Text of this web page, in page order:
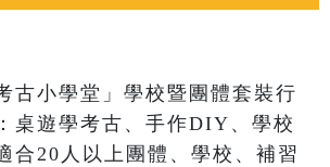
古小學堂」學校暨團體套裝行
桌遊學考古、手作DIY、學校
合20人以上團體、學校、補習